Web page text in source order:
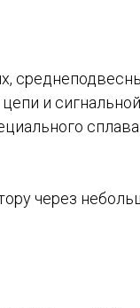
и сигнальной
сплава
через